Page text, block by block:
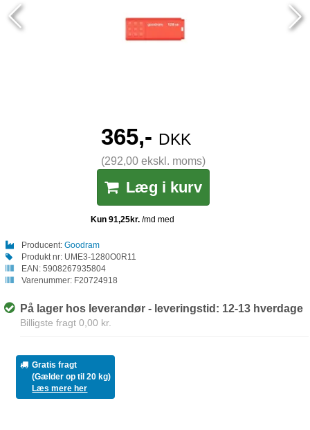
365,- DKK
(292,00 ekskl. moms)
Læg i kurv
Producent: Goodram
Produkt nr: UME3-1280O0R11
EAN: 5908267935804
Varenummer: F20724918
På lager hos leverandør - leveringstid: 12-13 hverdage
Billigste fragt 0,00 kr.
Gratis fragt
(Gælder op til 20 kg)
Læs mere her